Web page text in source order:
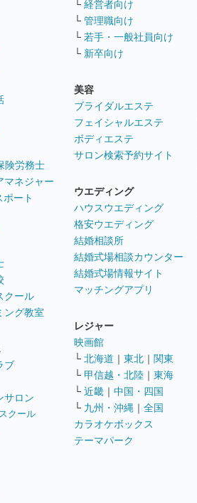
険労務士
マネジャー
ポート
クール
ング教室
ブ
サロン
クール
└ 経営者向け
└ 管理職向け
└ 若手・一般社員向け
└ 新卒向け
美容
ブライダルエステ
フェイシャルエステ
ボディエステ
サロン検索予約サイト
ウエディング
ハウスウエディング
格安ウエディング
結婚相談所
結婚式場相談カウンター
結婚式場情報サイト
マッチングアプリ
レジャー
映画館
└ 北海道 ｜ 東北 ｜ 関東
└ 甲信越・北陸 ｜ 東海
└ 近畿 ｜ 中国・四国
└ 九州・沖縄 ｜ 全国
カラオケボックス
テーマパーク